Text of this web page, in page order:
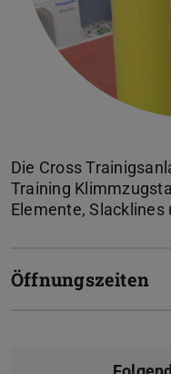
Die Cross
Training
Elemente, Slacklines
Öffnungszeiten